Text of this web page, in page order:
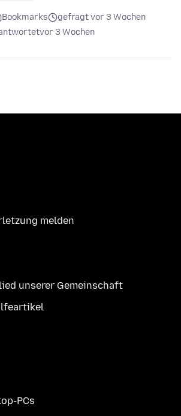
Bookmarks
gefragt vor 3 Wochen
vor 3 Wochen
melden
unserer Gemeinschaft
PCs